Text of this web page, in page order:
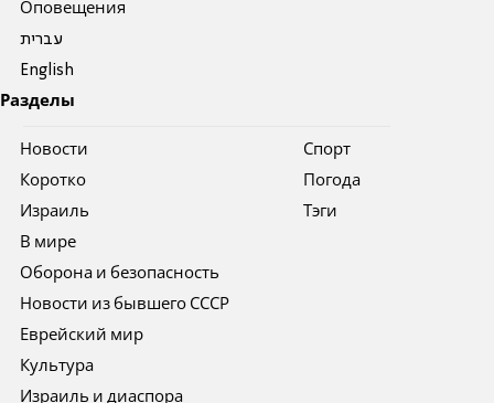
Оповещения
עברית
English
Разделы
Новости
Коротко
Израиль
В мире
Оборона и безопасность
Новости из бывшего СССР
Еврейский мир
Культура
Израиль и диаспора
Спорт
Погода
Тэги